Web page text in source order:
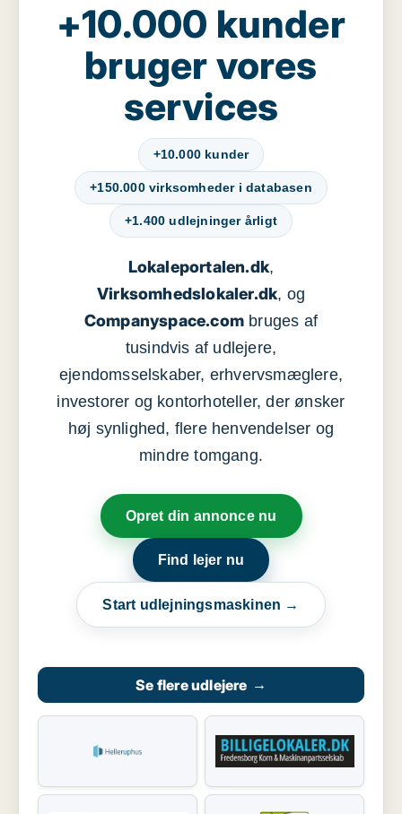
+10.000 kunder
bruger vores
services
+10.000 kunder
+150.000 virksomheder i databasen
+1.400 udlejninger årligt
Lokaleportalen.dk,
Virksomhedslokaler.dk, og
Companyspace.com bruges af
tusindvis af udlejere,
ejendomsselskaber, erhvervsmæglere,
investorer og kontorhoteller, der ønsker
høj synlighed, flere henvendelser og
mindre tomgang.
Opret din annonce nu
Find lejer nu
Start udlejningsmaskinen →
Se flere udlejere →